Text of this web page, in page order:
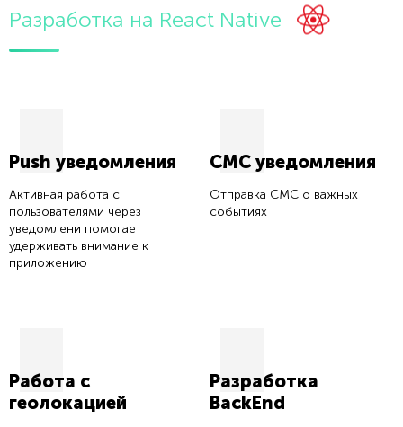
Разработка на React Native
Push уведомления
Активная работа с
пользователями через
уведомлени помогает
удерживать внимание к
приложению
СМС уведомления
Отправка СМС о важных
событиях
Работа с
геолокацией
Разработка
BackEnd